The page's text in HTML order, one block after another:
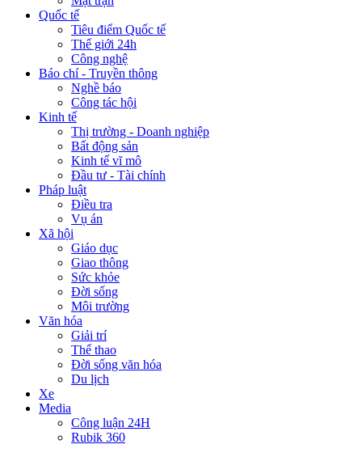
Quốc tế
Tiêu điểm Quốc tế
Thế giới 24h
Công nghệ
Báo chí - Truyền thông
Nghề báo
Công tác hội
Kinh tế
Thị trường - Doanh nghiệp
Bất động sản
Kinh tế vĩ mô
Đầu tư - Tài chính
Pháp luật
Điều tra
Vụ án
Xã hội
Giáo dục
Giao thông
Sức khỏe
Đời sống
Môi trường
Văn hóa
Giải trí
Thể thao
Đời sống văn hóa
Du lịch
Xe
Media
Công luận 24H
Rubik 360